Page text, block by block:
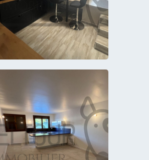
COULOMMIERS
159 000,00 €